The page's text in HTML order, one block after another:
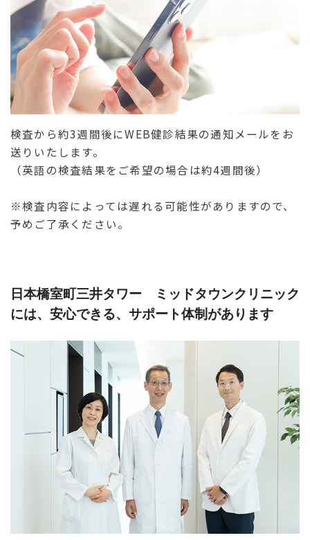
検査から約3週間後にWEB健診結果の通知メールをお
送りいたします。
（英語の検査結果をご希望の場合は約4週間後）
※検査内容によっては遅れる可能性がありますので、
予めご了承ください。
日本橋室町三井タワー ミッドタウンクリニック
には、安心できる、サポート体制があります